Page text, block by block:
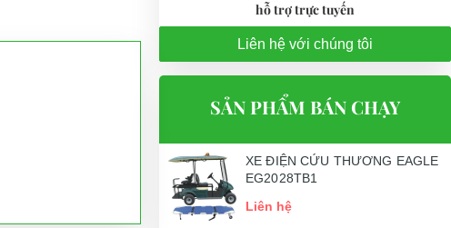
hỗ trợ trực tuyến
Liên hệ với chúng tôi
SẢN PHẨM BÁN CHẠY
XE ĐIỆN CỨU THƯƠNG EAGLE
EG2028TB1
Liên hệ